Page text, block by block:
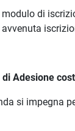
di
Adesione
si impegna